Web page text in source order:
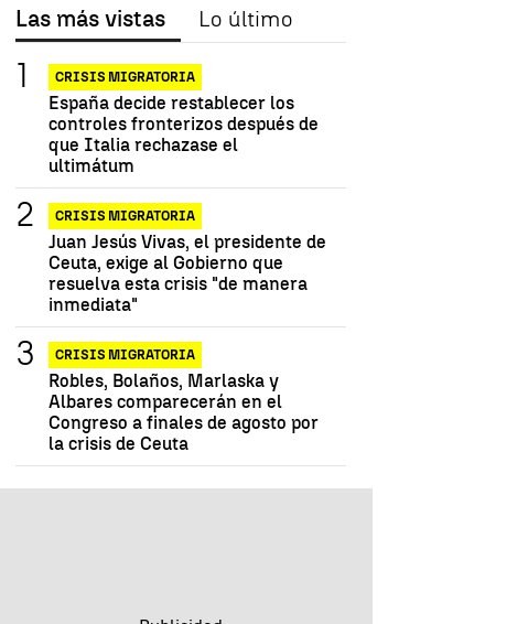
Las más vistas Lo último
CRISIS MIGRATORIA
España decide restablecer los
controles fronterizos después de
que Italia rechazase el
ultimátum
CRISIS MIGRATORIA
Juan Jesús Vivas, el presidente de
Ceuta, exige al Gobierno que
resuelva esta crisis "de manera
inmediata"
CRISIS MIGRATORIA
Robles, Bolaños, Marlaska y
Albares comparecerán en el
Congreso a finales de agosto por
la crisis de Ceuta